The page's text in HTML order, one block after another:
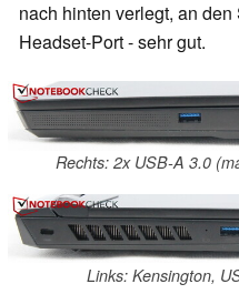
nach hinten verlegt, an
Headset-Port - sehr gut.
Rechts: 2x USB-A 3.0
Links: Kensington,